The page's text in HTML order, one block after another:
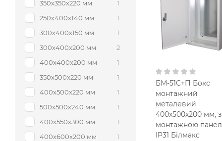
350х350х220 мм
1
250х400х140 мм
1
300х400х150 мм
1
300х400х200 мм
2
400х400х200 мм
1
350х500х220 мм
1
400х500х220 мм
1
500х500х240 мм
1
400х550х300 мм
1
400х600х200 мм
1
В кошик
БМ-51C+П Бокс
монтажний
металевий
400х500х200 мм, з
монтажною
IP31 Білмакс